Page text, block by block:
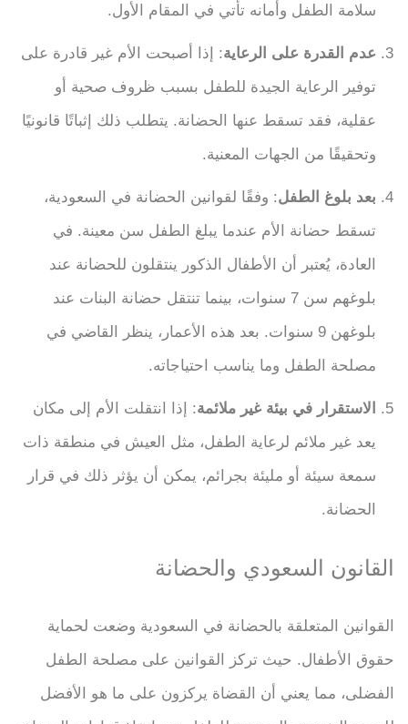
سلامة الطفل وأمانه تأتي في المقام الأول.
عدم القدرة على الرعاية: إذا أصبحت الأم غير قادرة على
توفير الرعاية الجيدة للطفل بسبب ظروف صحية أو
عقلية، فقد تسقط عنها الحضانة. يتطلب ذلك إثباتًا قانونيًا
وتحقيقًا من الجهات المعنية.
بعد بلوغ الطفل: وفقًا لقوانين الحضانة في السعودية،
تسقط حضانة الأم عندما يبلغ الطفل سن معينة. في
العادة، يُعتبر أن الأطفال الذكور ينتقلون للحضانة عند
بلوغهم سن 7 سنوات، بينما تنتقل حضانة البنات عند
بلوغهن 9 سنوات. بعد هذه الأعمار، ينظر القاضي في
مصلحة الطفل وما يناسب احتياجاته.
الاستقرار في بيئة غير ملائمة: إذا انتقلت الأم إلى مكان
يعد غير ملائم لرعاية الطفل، مثل العيش في منطقة ذات
سمعة سيئة أو مليئة بجرائم، يمكن أن يؤثر ذلك في قرار
الحضانة.
القانون السعودي والحضانة
القوانين المتعلقة بالحضانة في السعودية وضعت لحماية
حقوق الأطفال. حيث تركز القوانين على مصلحة الطفل
الفضلى، مما يعني أن القضاة يركزون على ما هو الأفضل